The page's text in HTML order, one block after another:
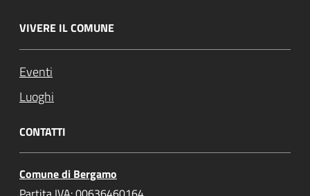
VIVERE IL COMUNE
Eventi
Luoghi
CONTATTI
Comune di Bergamo